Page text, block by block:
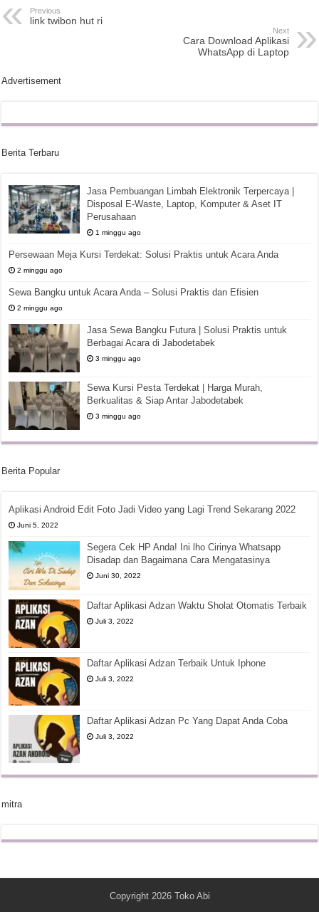
Previous
link twibon hut ri
Next
Cara Download Aplikasi
WhatsApp di Laptop
Advertisement
Berita Terbaru
Jasa Pembuangan Limbah Elektronik Terpercaya |
Disposal E-Waste, Laptop, Komputer & Aset IT
Perusahaan
1 minggu ago
Persewaan Meja Kursi Terdekat: Solusi Praktis untuk Acara Anda
2 minggu ago
Sewa Bangku untuk Acara Anda – Solusi Praktis dan Efisien
2 minggu ago
Jasa Sewa Bangku Futura | Solusi Praktis untuk
Berbagai Acara di Jabodetabek
3 minggu ago
Sewa Kursi Pesta Terdekat | Harga Murah,
Berkualitas & Siap Antar Jabodetabek
3 minggu ago
Berita Popular
Aplikasi Android Edit Foto Jadi Video yang Lagi Trend Sekarang 2022
Juni 5, 2022
Segera Cek HP Anda! Ini lho Cirinya Whatsapp
Disadap dan Bagaimana Cara Mengatasinya
Juni 30, 2022
Daftar Aplikasi Adzan Waktu Sholat Otomatis Terbaik
Juli 3, 2022
Daftar Aplikasi Adzan Terbaik Untuk Iphone
Juli 3, 2022
Daftar Aplikasi Adzan Pc Yang Dapat Anda Coba
Juli 3, 2022
mitra
Copyright 2026 Toko Abi